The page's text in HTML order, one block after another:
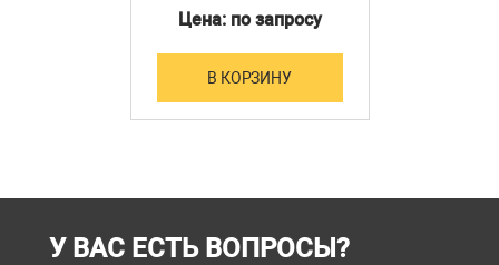
Цена: по запросу
В КОРЗИНУ
У ВАС ЕСТЬ ВОПРОСЫ?